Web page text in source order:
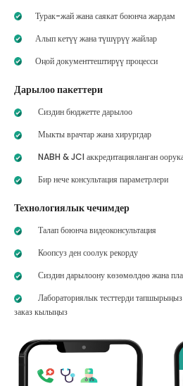
Турак-жай жана саякат боюнча жардам
Алып кетүү жана түшүрүү жайлар
Оңой документтештирүү процесси
Дарылоо пакеттери
Сиздин бюджетте дарылоо
Мыкты врачтар жана хирургдар
NABH & JCI аккредитацияланган
Бир нече консультация параметрлери
Технологиялык чечимдер
Талап боюнча видеоконсультация
Коопсуз ден соолук рекорду
Сиздин дарылоону көзөмөлдөө жана
Лабораториялык тесттерди
заказ кылыңыз